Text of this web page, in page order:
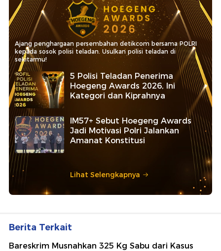
Ajang penghargaan persembahan detikcom bersama POLRI
kepada sosok polisi teladan. Usulkan polisi teladan di
sekitarmu!
5 Polisi Teladan Penerima
Hoegeng Awards 2026, Ini
Kategori dan Kiprahnya
IM57+ Sebut Hoegeng Awards
Jadi Motivasi Polri Jalankan
Amanat Konstitusi
Lihat Selengkapnya
Berita Terkait
Bareskrim Musnahkan 325 Kg Sabu dari Kasus